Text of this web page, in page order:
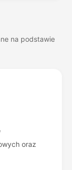
na podstawie
oraz